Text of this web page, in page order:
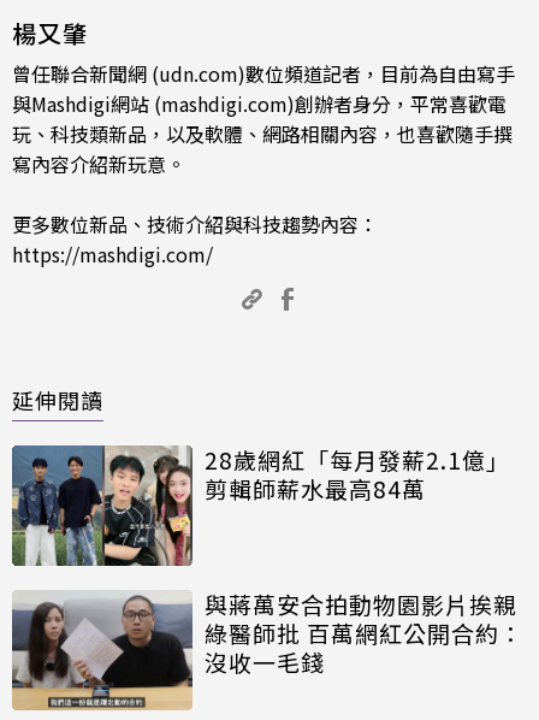
楊又肇
曾任聯合新聞網 (udn.com)數位頻道記者，目前為自由寫手
與Mashdigi網站 (mashdigi.com)創辦者身分，平常喜歡電
玩、科技類新品，以及軟體、網路相關內容，也喜歡隨手撰
寫內容介紹新玩意。
更多數位新品、技術介紹與科技趨勢內容：
https://mashdigi.com/
延伸閱讀
28歲網紅「每月發薪2.1億」
剪輯師薪水最高84萬
與蔣萬安合拍動物園影片挨親
綠醫師批 百萬網紅公開合約：
沒收一毛錢